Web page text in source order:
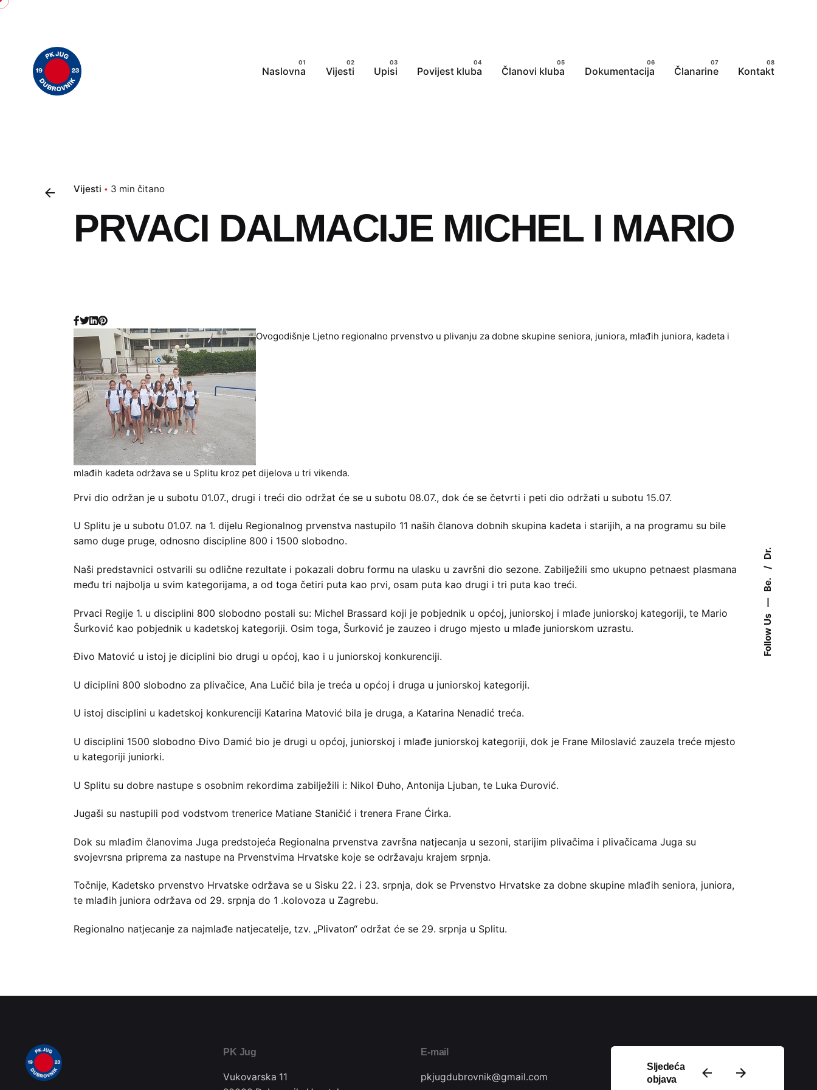
Follow Us
Be.
Dr.
Skip
Naslovna Vijesti Upisi Povijest kluba Članovi kluba Dokumentacija Članarine Kontakt
Vijesti 3 min čitano
PRVACI DALMACIJE MICHEL I MARIO
Ovogodišnje Ljetno regionalno prvenstvo u plivanju za dobne skupine seniora, juniora, mlađih juniora, kadeta i
mlađih kadeta održava se u Splitu kroz pet dijelova u tri vikenda.
Prvi dio održan je u subotu 01.07., drugi i treći dio održat će se u subotu 08.07., dok će se četvrti i peti dio održati u subotu 15.07.
U Splitu je u subotu 01.07. na 1. dijelu Regionalnog prvenstva nastupilo 11 naših članova dobnih skupina kadeta i starijih, a na programu su bile
samo duge pruge, odnosno discipline 800 i 1500 slobodno.
Naši predstavnici ostvarili su odlične rezultate i pokazali dobru formu na ulasku u završni dio sezone. Zabilježili smo ukupno petnaest plasmana
među tri najbolja u svim kategorijama, a od toga četiri puta kao prvi, osam puta kao drugi i tri puta kao treći.
Prvaci Regije 1. u disciplini 800 slobodno postali su: Michel Brassard koji je pobjednik u općoj, juniorskoj i mlađe juniorskoj kategoriji, te Mario
Šurković kao pobjednik u kadetskoj kategoriji. Osim toga, Šurković je zauzeo i drugo mjesto u mlađe juniorskom uzrastu.
Đivo Matović u istoj je diciplini bio drugi u općoj, kao i u juniorskoj konkurenciji.
U diciplini 800 slobodno za plivačice, Ana Lučić bila je treća u općoj i druga u juniorskoj kategoriji.
U istoj disciplini u kadetskoj konkurenciji Katarina Matović bila je druga, a Katarina Nenadić treća.
U disciplini 1500 slobodno Đivo Damić bio je drugi u općoj, juniorskoj i mlađe juniorskoj kategoriji, dok je Frane Miloslavić zauzela treće mjesto
u kategoriji juniorki.
U Splitu su dobre nastupe s osobnim rekordima zabilježili i: Nikol Đuho, Antonija Ljuban, te Luka Đurović.
Jugaši su nastupili pod vodstvom trenerice Matiane Staničić i trenera Frane Ćirka.
Dok su mlađim članovima Juga predstojeća Regionalna prvenstva završna natjecanja u sezoni, starijim plivačima i plivačicama Juga su
svojevrsna priprema za nastupe na Prvenstvima Hrvatske koje se održavaju krajem srpnja.
Točnije, Kadetsko prvenstvo Hrvatske održava se u Sisku 22. i 23. srpnja, dok se Prvenstvo Hrvatske za dobne skupine mlađih seniora, juniora,
te mlađih juniora održava od 29. srpnja do 1 .kolovoza u Zagrebu.
Regionalno natjecanje za najmlađe natjecatelje, tzv. „Plivaton“ održat će se 29. srpnja u Splitu.
Sljedeća
objava
PK Jug
Vukovarska 11
E-mail
pkjugdubrovnik@gmail.com